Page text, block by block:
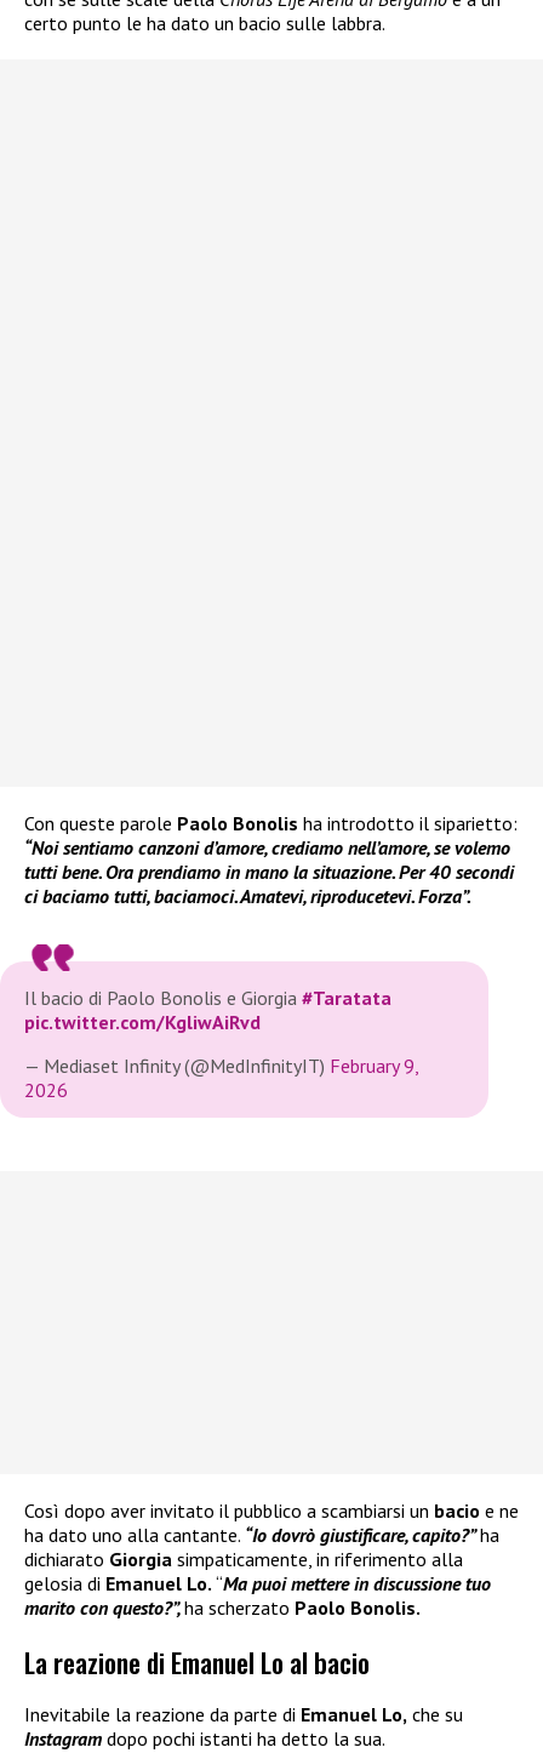
certo punto le ha dato un bacio sulle labbra.
Con queste parole Paolo Bonolis ha introdotto il siparietto:
“Noi sentiamo canzoni d’amore, crediamo nell’amore, se volemo
tutti bene. Ora prendiamo in mano la situazione. Per 40 secondi
ci baciamo tutti, baciamoci. Amatevi, riproducetevi. Forza”.
Il bacio di Paolo Bonolis e Giorgia #Taratata
pic.twitter.com/KgliwAiRvd
— Mediaset Infinity (@MedInfinityIT) February 9,
2026
Così dopo aver invitato il pubblico a scambiarsi un bacio e ne
ha dato uno alla cantante. “Io dovrò giustificare, capito?”ha
dichiarato Giorgia simpaticamente, in riferimento alla
gelosia di Emanuel Lo. “Ma puoi mettere in discussione tuo
marito con questo?”,ha scherzato Paolo Bonolis.
La reazione di Emanuel Lo al bacio
Inevitabile la reazione da parte di Emanuel Lo, che su
Instagram dopo pochi istanti ha detto la sua.